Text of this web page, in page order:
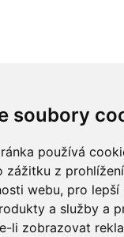
soubory
používá
zážitku z
webu, pro lepší
a služby a
li zobrazovat
Chcete
Martina Chalupu: